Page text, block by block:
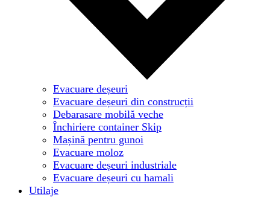
Evacuare deșeuri
Evacuare deșeuri din construcții
Debarasare mobilă veche
Închiriere container Skip
Mașină pentru gunoi
Evacuare moloz
Evacuare deșeuri industriale
Evacuare deșeuri cu hamali
Utilaje